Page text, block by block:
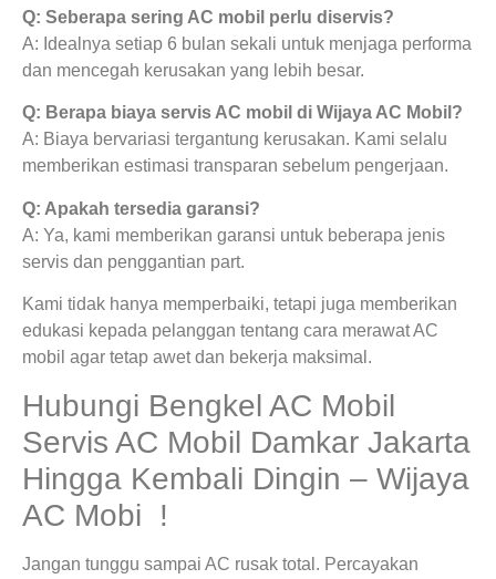
Q: Seberapa sering AC mobil perlu diservis?
A: Idealnya setiap 6 bulan sekali untuk menjaga performa
dan mencegah kerusakan yang lebih besar.
Q: Berapa biaya servis AC mobil di Wijaya AC Mobil?
A: Biaya bervariasi tergantung kerusakan. Kami selalu
memberikan estimasi transparan sebelum pengerjaan.
Q: Apakah tersedia garansi?
A: Ya, kami memberikan garansi untuk beberapa jenis
servis dan penggantian part.
Kami tidak hanya memperbaiki, tetapi juga memberikan
edukasi kepada pelanggan tentang cara merawat AC
mobil agar tetap awet dan bekerja maksimal.
Hubungi Bengkel AC Mobil
Servis AC Mobil Damkar Jakarta
Hingga Kembali Dingin – Wijaya
AC Mobi !
Jangan tunggu sampai AC rusak total. Percayakan